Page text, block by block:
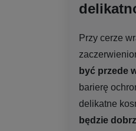
Przy cerze
być przede
barierę
delikatne
będzie